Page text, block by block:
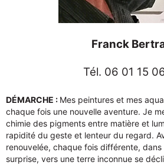
Franck
Tél. 06 01 15
DÉMARCHE : Mes peintures et mes
chaque fois une nouvelle aventure. Je
chimie des pigments entre matière et
rapidité du geste et lenteur du regard.
renouvelée, chaque fois différente, dans
surprise, vers une terre inconnue se